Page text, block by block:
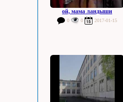
ой, мама ландыши
0 0 2017-01-15